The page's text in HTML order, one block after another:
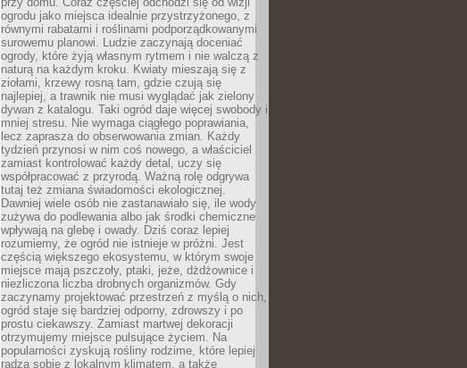
ogrodu jako miejsca idealnie przystrzyżonego, z
równymi rabatami i roślinami podporządkowanymi
surowemu planowi. Ludzie zaczynają doceniać
ogrody, które żyją własnym rytmem i nie walczą z
naturą na każdym kroku. Kwiaty mieszają się z
ziołami, krzewy rosną tam, gdzie czują się
najlepiej, a trawnik nie musi wyglądać jak zielony
dywan z katalogu. Taki ogród daje więcej swobody i
mniej stresu. Nie wymaga ciągłego poprawiania,
lecz zaprasza do obserwowania zmian. Każdy
tydzień przynosi w nim coś nowego, a właściciel
zamiast kontrolować każdy detal, uczy się
współpracować z przyrodą. Ważną rolę odgrywa
tutaj też zmiana świadomości ekologicznej.
Dawniej wiele osób nie zastanawiało się, ile wody
zużywa do podlewania albo jak środki chemiczne
wpływają na glebę i owady. Dziś coraz lepiej
rozumiemy, że ogród nie istnieje w próżni. Jest
częścią większego ekosystemu, w którym swoje
miejsce mają pszczoły, ptaki, jeże, dżdżownice i
niezliczona liczba drobnych organizmów. Gdy
zaczynamy projektować przestrzeń z myślą o nich,
ogród staje się bardziej odporny, zdrowszy i po
prostu ciekawszy. Zamiast martwej dekoracji
otrzymujemy miejsce pulsujące życiem. Na
popularności zyskują rośliny rodzime, które lepiej
radzą sobie z lokalnym klimatem, a także